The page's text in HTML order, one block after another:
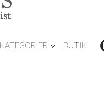
KATEGORIER BUTIK